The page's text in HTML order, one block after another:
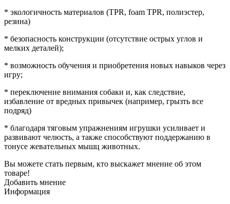
* экологичность материалов (TPR, foam TPR, полиэстер,
резина)
* безопасность конструкции (отсутствие острых углов и
мелких деталей);
* возможность обучения и приобретения новых навыков через
игру;
* переключение внимания собаки и, как следствие,
избавление от вредных привычек (например, грызть все
подряд)
* благодаря тяговым упражнениям игрушки усиливает и
развивают челюсть, а также способствуют поддержанию в
тонусе жевательных мышц животных.
Вы можете стать первым, кто выскажет мнение об этом
товаре!
Добавить мнение
Информация